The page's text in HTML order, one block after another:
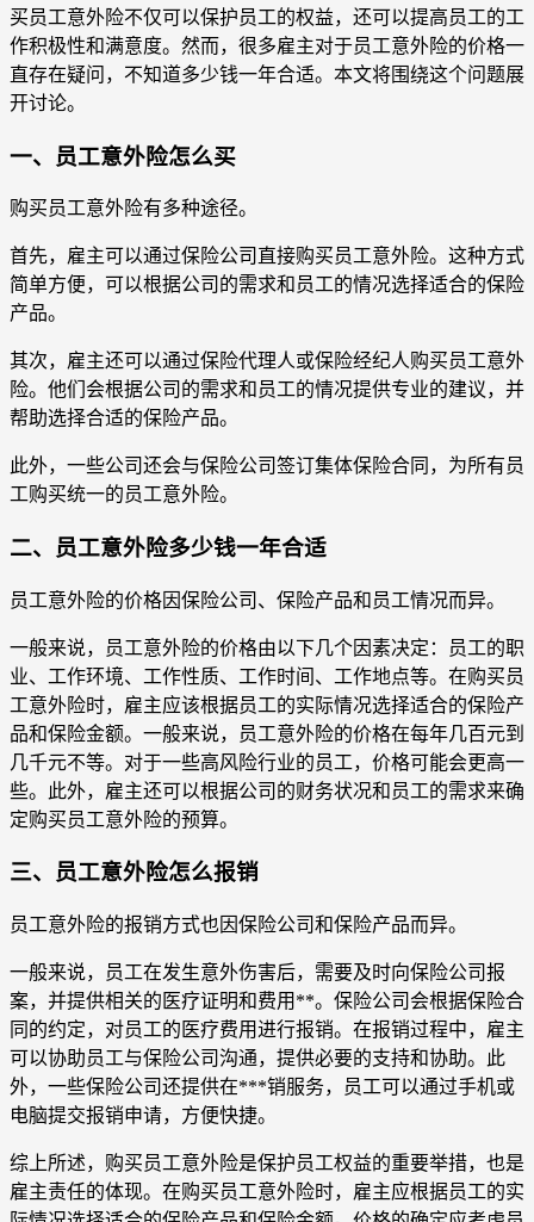
买员工意外险不仅可以保护员工的权益，还可以提高员工的工
作积极性和满意度。然而，很多雇主对于员工意外险的价格一
直存在疑问，不知道多少钱一年合适。本文将围绕这个问题展
开讨论。
一、员工意外险怎么买
购买员工意外险有多种途径。
首先，雇主可以通过保险公司直接购买员工意外险。这种方式
简单方便，可以根据公司的需求和员工的情况选择适合的保险
产品。
其次，雇主还可以通过保险代理人或保险经纪人购买员工意外
险。他们会根据公司的需求和员工的情况提供专业的建议，并
帮助选择合适的保险产品。
此外，一些公司还会与保险公司签订集体保险合同，为所有员
工购买统一的员工意外险。
二、员工意外险多少钱一年合适
员工意外险的价格因保险公司、保险产品和员工情况而异。
一般来说，员工意外险的价格由以下几个因素决定：员工的职
业、工作环境、工作性质、工作时间、工作地点等。在购买员
工意外险时，雇主应该根据员工的实际情况选择适合的保险产
品和保险金额。一般来说，员工意外险的价格在每年几百元到
几千元不等。对于一些高风险行业的员工，价格可能会更高一
些。此外，雇主还可以根据公司的财务状况和员工的需求来确
定购买员工意外险的预算。
三、员工意外险怎么报销
员工意外险的报销方式也因保险公司和保险产品而异。
一般来说，员工在发生意外伤害后，需要及时向保险公司报
案，并提供相关的医疗证明和费用**。保险公司会根据保险合
同的约定，对员工的医疗费用进行报销。在报销过程中，雇主
可以协助员工与保险公司沟通，提供必要的支持和协助。此
外，一些保险公司还提供在***销服务，员工可以通过手机或
电脑提交报销申请，方便快捷。
综上所述，购买员工意外险是保护员工权益的重要举措，也是
雇主责任的体现。在购买员工意外险时，雇主应根据员工的实